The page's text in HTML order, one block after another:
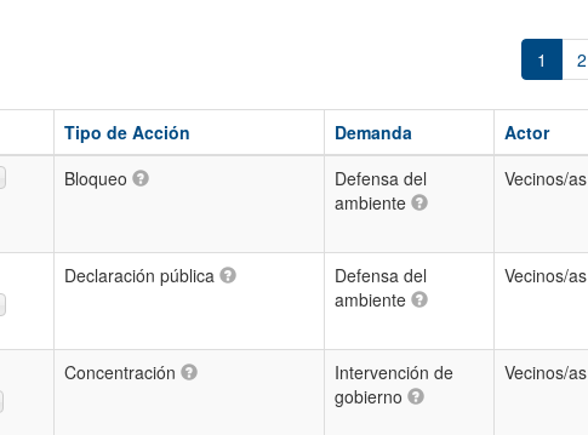
1 2
Tipo de Acción Demanda Actor
Bloqueo
Defensa del
ambiente
Vecinos/as
Declaración pública
Defensa del
ambiente
Vecinos/as
Concentración
Intervención de
gobierno
Vecinos/as